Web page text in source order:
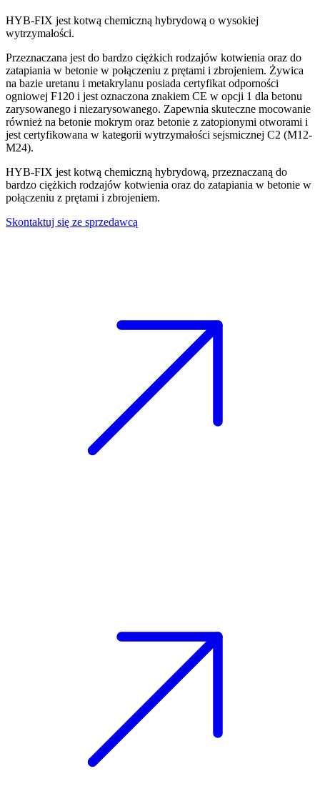
HYB-FIX jest kotwą chemiczną hybrydową o wysokiej
wytrzymałości.
Przeznaczana jest do bardzo ciężkich rodzajów kotwienia oraz do
zatapiania w betonie w połączeniu z prętami i zbrojeniem. Żywica
na bazie uretanu i metakrylanu posiada certyfikat odporności
ogniowej F120 i jest oznaczona znakiem CE w opcji 1 dla betonu
zarysowanego i niezarysowanego. Zapewnia skuteczne mocowanie
również na betonie mokrym oraz betonie z zatopionymi otworami i
jest certyfikowana w kategorii wytrzymałości sejsmicznej C2 (M12-
M24).
HYB-FIX jest kotwą chemiczną hybrydową, przeznaczaną do
bardzo ciężkich rodzajów kotwienia oraz do zatapiania w betonie w
połączeniu z prętami i zbrojeniem.
Skontaktuj się ze sprzedawcą